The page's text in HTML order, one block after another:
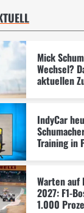
Mick
Wechsel?
aktuellen
IndyCar
Training in
Warten auf
2027: F1-
1.000